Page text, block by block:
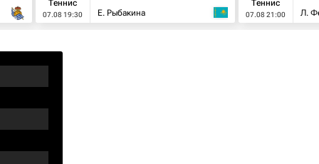
Теннис
07.08 19:30
Е. Рыбакина
Теннис
07.08 21:00
Л.